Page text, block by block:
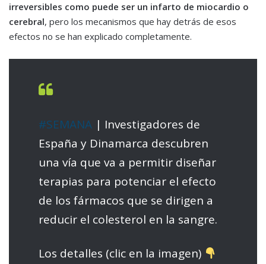
irreversibles como puede ser un infarto de miocardio o
cerebral, pero los mecanismos que hay detrás de esos
efectos no se han explicado completamente.
#SEMANA | Investigadores de
España y Dinamarca descubren
una vía que va a permitir diseñar
terapias para potenciar el efecto
de los fármacos que se dirigen a
reducir el colesterol en la sangre.
Los detalles (clic en la imagen)